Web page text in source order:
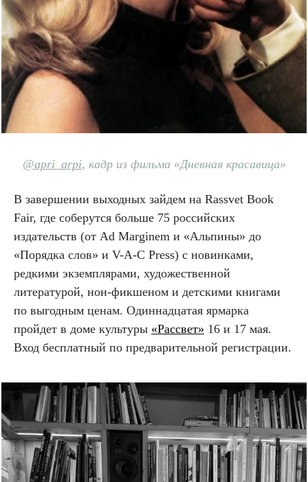
@apri_arpi, кадр из фильма «Дневная красавица»
В завершении выходных зайдем на Rassvet Book
Fair, где соберутся больше 75 российских
издательств (от Ad Marginem и «Альпины» до
«Порядка слов» и V-A-C Press) с новинками,
редкими экземплярами, художественной
литературой, нон-фикшеном и детскими книгами
по выгодным ценам. Одиннадцатая ярмарка
пройдет в доме культуры «Рассвет» 16 и 17 мая.
Вход бесплатный по предварительной регистрации.